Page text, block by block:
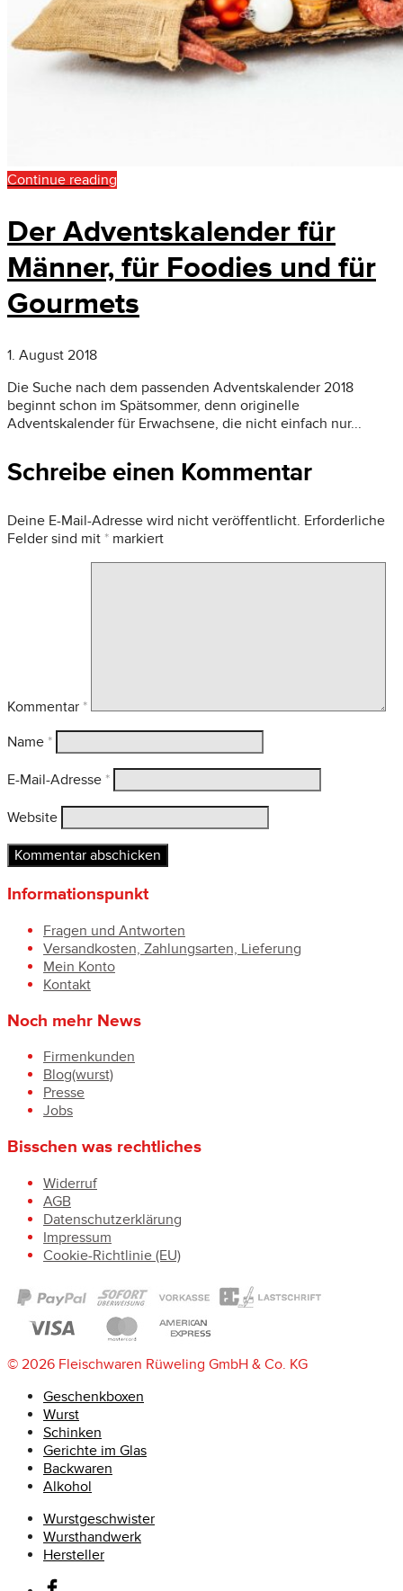
Continue reading
Der Adventskalender für
Männer, für Foodies und für
Gourmets
1. August 2018
Die Suche nach dem passenden Adventskalender 2018
beginnt schon im Spätsommer, denn originelle
Adventskalender für Erwachsene, die nicht einfach nur...
Schreibe einen Kommentar
Deine E-Mail-Adresse wird nicht veröffentlicht. Erforderliche
Felder sind mit * markiert
Kommentar *
Name *
E-Mail-Adresse *
Website
Informationspunkt
Fragen und Antworten
Versandkosten, Zahlungsarten, Lieferung
Mein Konto
Kontakt
Noch mehr News
Firmenkunden
Blog(wurst)
Presse
Jobs
Bisschen was rechtliches
Widerruf
AGB
Datenschutzerklärung
Impressum
Cookie-Richtlinie (EU)
© 2026 Fleischwaren Rüweling GmbH & Co. KG
Geschenkboxen
Wurst
Schinken
Gerichte im Glas
Backwaren
Alkohol
Wurstgeschwister
Wursthandwerk
Hersteller